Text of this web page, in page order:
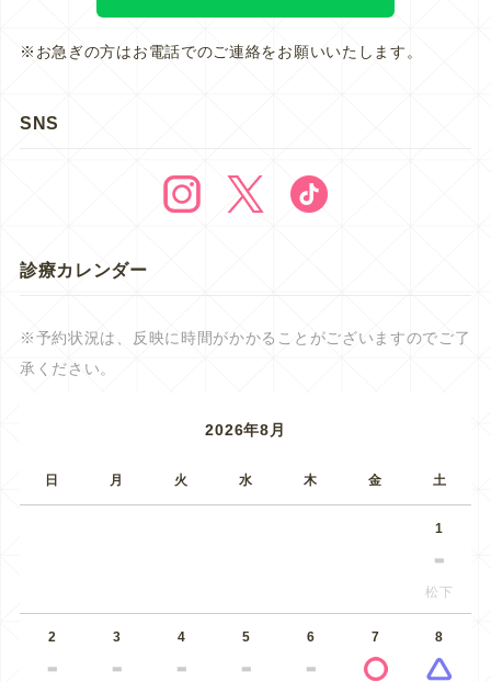
※お急ぎの方はお電話でのご連絡をお願いいたします。
SNS
診療カレンダー
※予約状況は、反映に時間がかかることがございますのでご了
承ください。
2026年8月
日 月 火 水 木 金 土
1
松下
2 3 4 5 6 7 8